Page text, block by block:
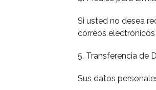
Si usted no desea
correos
5. Transferencia de
Sus datos